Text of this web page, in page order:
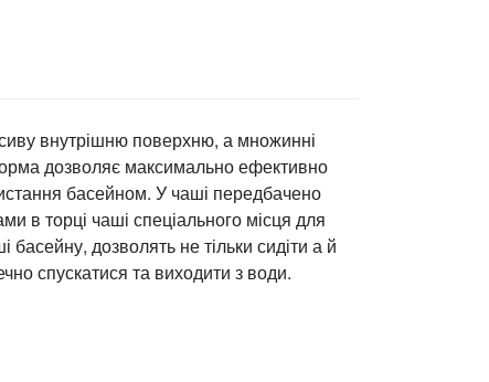
внутрішню поверхню, а множинні
дозволяє максимально ефективно
басейном. У чаші передбачено
в торці чаші спеціального місця для
дозволять не тільки сидіти а й
спускатися та виходити з води.